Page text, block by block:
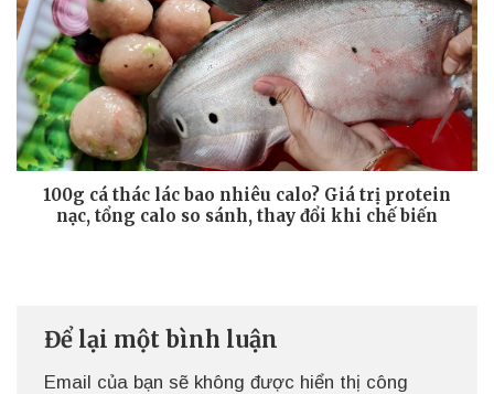
100g cá thác lác bao nhiêu calo? Giá trị protein
nạc, tổng calo so sánh, thay đổi khi chế biến
Để lại một bình luận
Email của bạn sẽ không được hiển thị công